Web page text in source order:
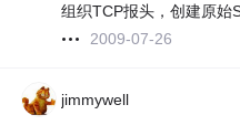
组织TCP报头，创建原始
2009-07-26
jimmywell